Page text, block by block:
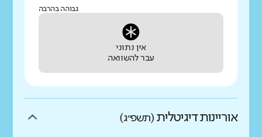
גבוהה בהרבה
אין נתוני
עבר להשוואה
אוריינות דיגיטלית (תשפ״ג)